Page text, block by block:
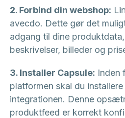
2. Forbind din webshop:
avecdo. Dette gør det
adgang til dine
beskrivelser, billeder og
3. Installer Capsule: Inden
platformen skal du
integrationen. Denne
produktfeed er korrekt